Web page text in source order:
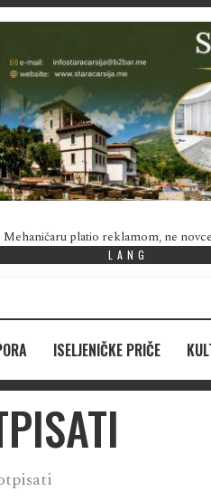
platio reklamom, ne
LANG
ISELJENIČKE PRIČE